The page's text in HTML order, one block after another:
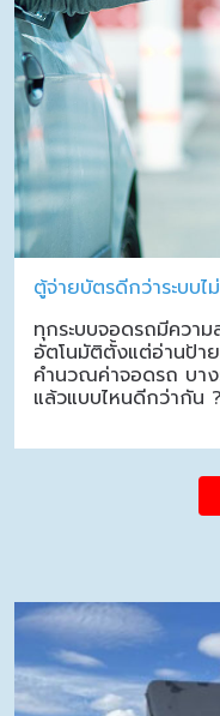
ตู้จ่ายบัตรดีกว่าระบบไ
ทุกระบบจอดรถมีควา
อัตโนมัติตั้งแต่อ่านป้า
คำนวณค่าจอดรถ บาง
แล้วแบบไหนดีกว่ากัน ?